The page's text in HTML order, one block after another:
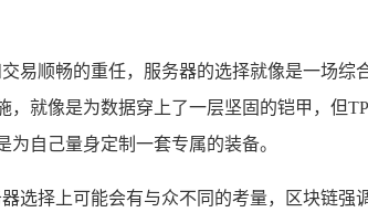
易顺畅的重任，服务器的选择就像是一场综
就像是为数据穿上了一层坚固的铠甲，但
自己量身定制一套专属的装备。
选择上可能会有与众不同的考量，区块链